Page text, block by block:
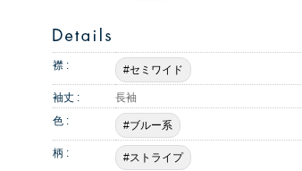
襟 : #セミワイド
袖丈 :
長袖
色 :
#ブルー系
柄 : #ストライプ